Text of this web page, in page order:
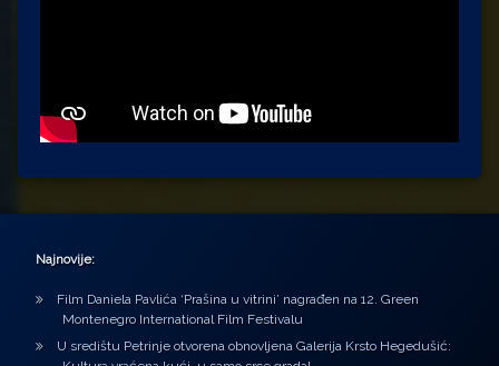
Najnovije:
Film Daniela Pavlića ‘Prašina u vitrini’ nagrađen na 12. Green
Montenegro International Film Festivalu
U središtu Petrinje otvorena obnovljena Galerija Krsto Hegedušić: